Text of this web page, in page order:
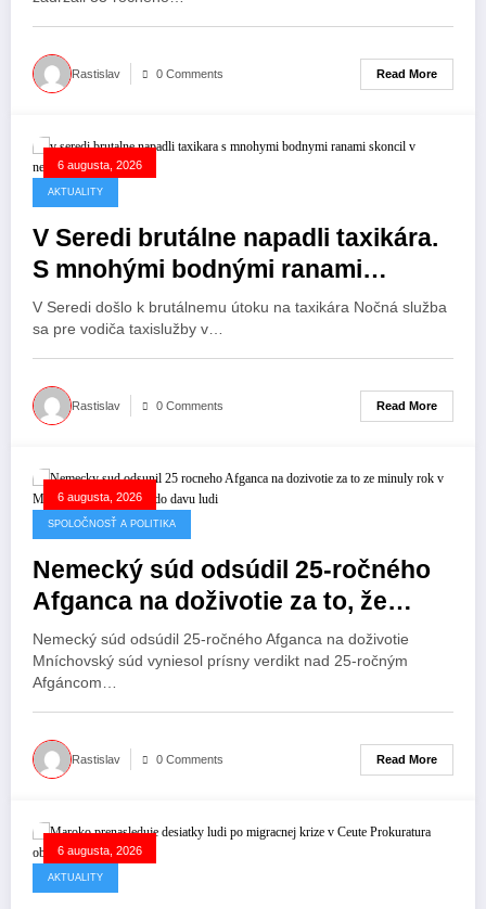
Rastislav 0 Comments Read More
6 augusta, 2026
AKTUALITY
V Seredi brutálne napadli taxikára.
S mnohými bodnými ranami
skončil v nemocnici, útočníci ušli.
V Seredi došlo k brutálnemu útoku na taxikára Nočná služba
sa pre vodiča taxislužby v…
Rastislav 0 Comments Read More
6 augusta, 2026
SPOLOČNOSŤ A POLITIKA
Nemecký súd odsúdil 25-ročného
Afganca na doživotie za to, že
minulý rok v Mníchove autom vrazil
do davu ľudí.
Nemecký súd odsúdil 25-ročného Afganca na doživotie
Mníchovský súd vyniesol prísny verdikt nad 25-ročným
Afgáncom…
Rastislav 0 Comments Read More
6 augusta, 2026
AKTUALITY